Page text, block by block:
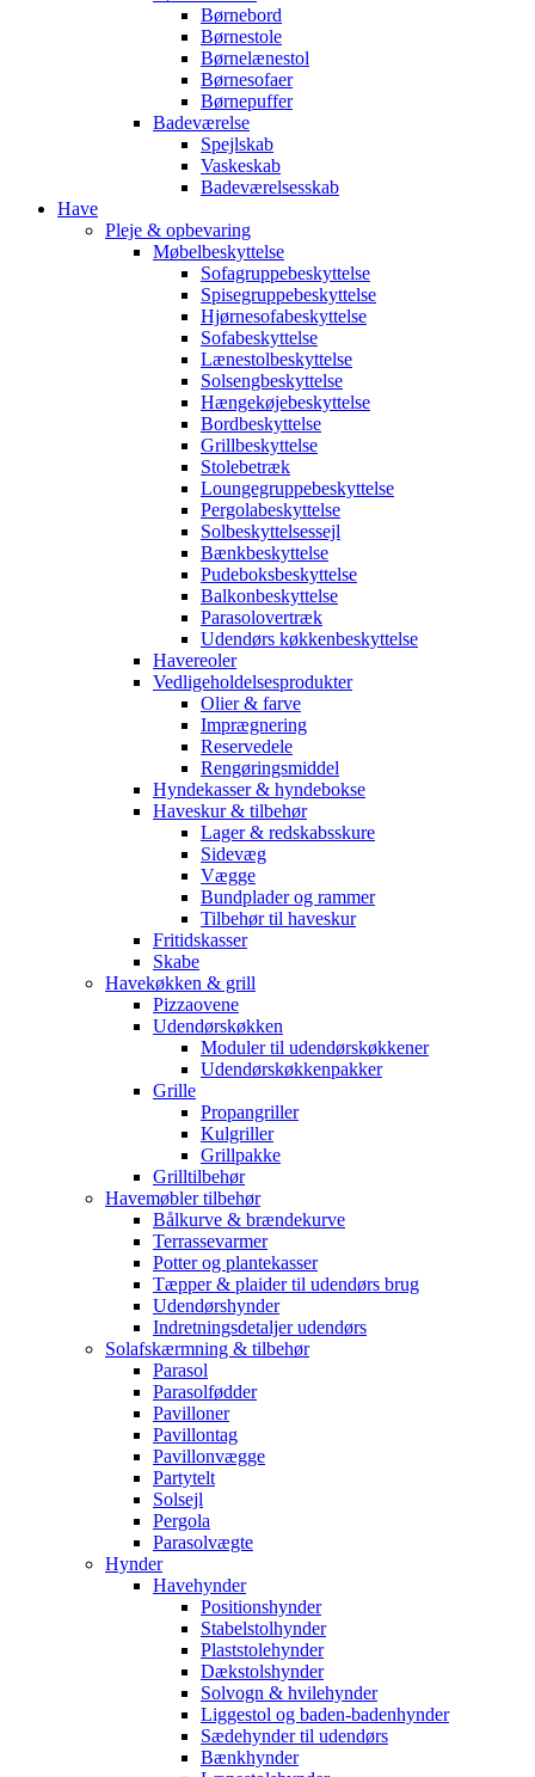
Børnebord
Børnestole
Børnelænestol
Børnesofaer
Børnepuffer
Badeværelse
Spejlskab
Vaskeskab
Badeværelsesskab
Have
Pleje & opbevaring
Møbelbeskyttelse
Sofagruppebeskyttelse
Spisegruppebeskyttelse
Hjørnesofabeskyttelse
Sofabeskyttelse
Lænestolbeskyttelse
Solsengbeskyttelse
Hængekøjebeskyttelse
Bordbeskyttelse
Grillbeskyttelse
Stolebetræk
Loungegruppebeskyttelse
Pergolabeskyttelse
Solbeskyttelsessejl
Bænkbeskyttelse
Pudeboksbeskyttelse
Balkonbeskyttelse
Parasolovertræk
Udendørs køkkenbeskyttelse
Havereoler
Vedligeholdelsesprodukter
Olier & farve
Imprægnering
Reservedele
Rengøringsmiddel
Hyndekasser & hyndebokse
Haveskur & tilbehør
Lager & redskabsskure
Sidevæg
Vægge
Bundplader og rammer
Tilbehør til haveskur
Fritidskasser
Skabe
Havekøkken & grill
Pizzaovene
Udendørskøkken
Moduler til udendørskøkkener
Udendørskøkkenpakker
Grille
Propangriller
Kulgriller
Grillpakke
Grilltilbehør
Havemøbler tilbehør
Bålkurve & brændekurve
Terrassevarmer
Potter og plantekasser
Tæpper & plaider til udendørs brug
Udendørshynder
Indretningsdetaljer udendørs
Solafskærmning & tilbehør
Parasol
Parasolfødder
Pavilloner
Pavillontag
Pavillonvægge
Partytelt
Solsejl
Pergola
Parasolvægte
Hynder
Havehynder
Positionshynder
Stabelstolhynder
Plaststolehynder
Dækstolshynder
Solvogn & hvilehynder
Liggestol og baden-badenhynder
Sædehynder til udendørs
Bænkhynder